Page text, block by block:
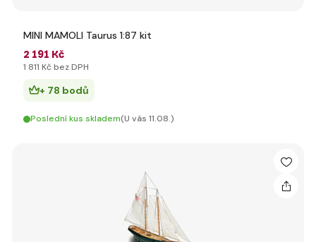
MINI MAMOLI Taurus 1:87 kit
2 191 Kč
1 811 Kč bez DPH
+ 78 bodů
Poslední kus skladem(U vás 11.08.)